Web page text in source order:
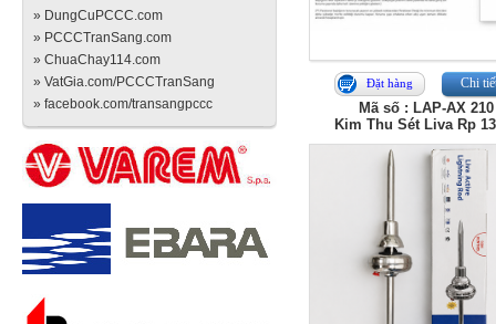
» DungCuPCCC.com
» PCCCTranSang.com
» ChuaChay114.com
» VatGia.com/PCCCTranSang
» facebook.com/transangpccc
Đặt hàng Chi
Mã số : LAP-AX 210
Kim Thu Sét Liva Rp